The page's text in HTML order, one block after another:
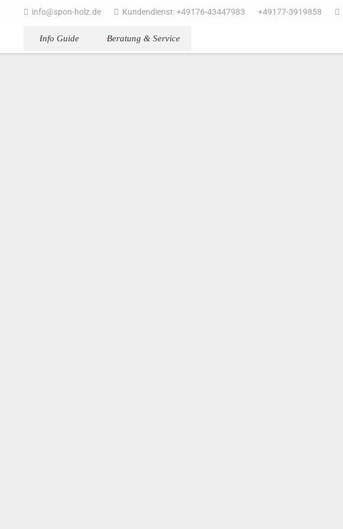
info@spon-holz.de Kundendienst: +49176-43447983 +49177-3919858
Info Guide Beratung & Service